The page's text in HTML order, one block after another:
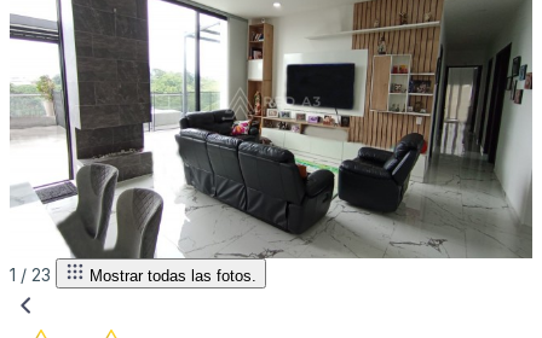
1 / 23 Mostrar todas las fotos.